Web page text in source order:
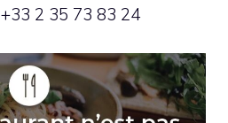
+33 2 35 73 83 24